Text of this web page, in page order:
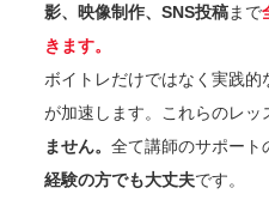
影、映像制作、SNS投稿まで
きます。
ボイトレだけではなく実践
が加速します。これらのレッ
ません。全て講師のサポート
経験の方でも大丈夫です。